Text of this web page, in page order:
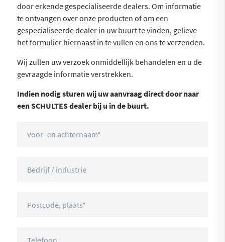
door erkende gespecialiseerde dealers. Om informatie
te ontvangen over onze producten of om een
gespecialiseerde dealer in uw buurt te vinden, gelieve
het formulier hiernaast in te vullen en ons te verzenden.
Wij zullen uw verzoek onmiddellijk behandelen en u de
gevraagde informatie verstrekken.
Indien nodig sturen wij uw aanvraag direct door naar
een SCHULTES dealer bij u in de buurt.